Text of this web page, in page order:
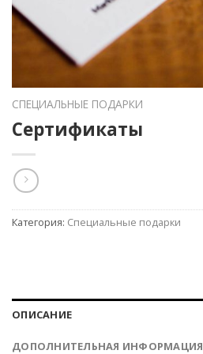
СПЕЦИАЛЬНЫЕ ПОДАРКИ
Сертификаты
Категория: Специальные подарки
ОПИСАНИЕ
ДОПОЛНИТЕЛЬНАЯ ИНФОРМАЦИЯ